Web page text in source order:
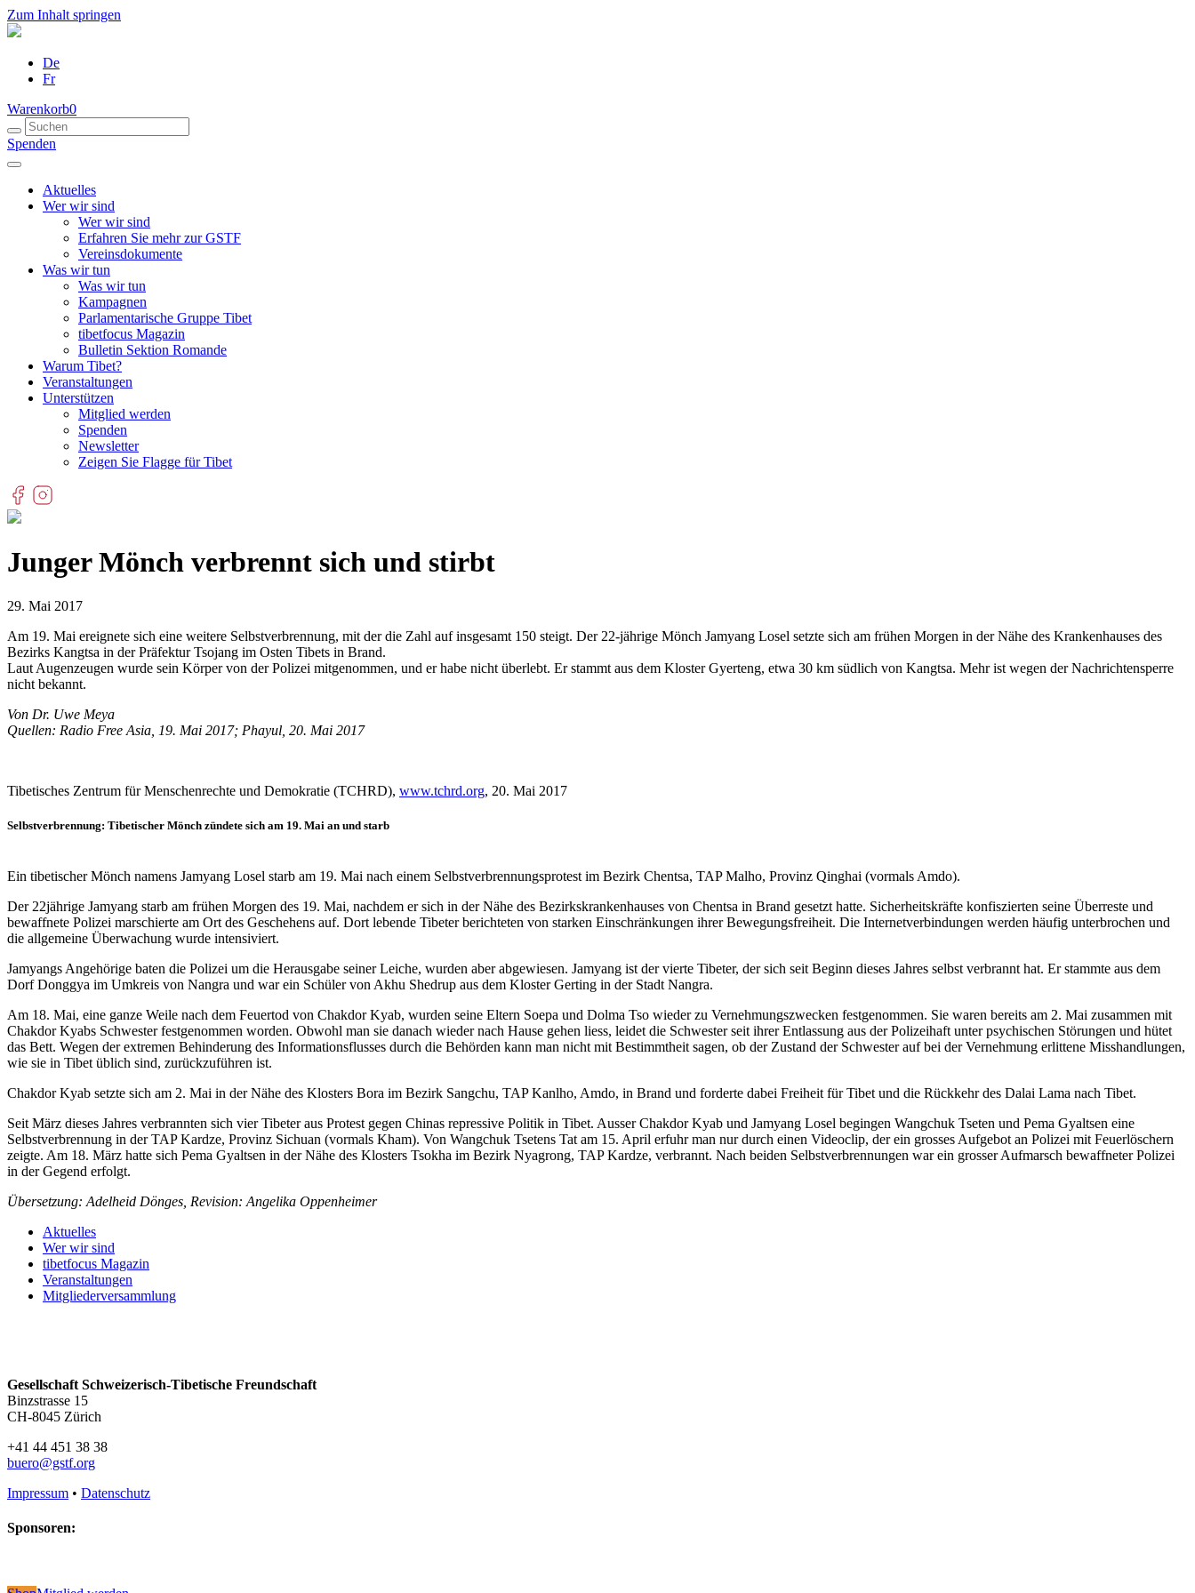
Zum Inhalt springen
De
Fr
Warenkorb0
Spenden
Aktuelles
Wer wir sind
Wer wir sind
Erfahren Sie mehr zur GSTF
Vereinsdokumente
Was wir tun
Was wir tun
Kampagnen
Parlamentarische Gruppe Tibet
tibetfocus Magazin
Bulletin Sektion Romande
Warum Tibet?
Veranstaltungen
Unterstützen
Mitglied werden
Spenden
Newsletter
Zeigen Sie Flagge für Tibet
Junger Mönch verbrennt sich und stirbt
29. Mai 2017
Am 19. Mai ereignete sich eine weitere Selbstverbrennung, mit der die Zahl auf insgesamt 150 steigt. Der 22-jährige Mönch Jamyang Losel setzte sich am frühen Morgen in der Nähe des Krankenhauses des
Bezirks Kangtsa in der Präfektur Tsojang im Osten Tibets in Brand.
Laut Augenzeugen wurde sein Körper von der Polizei mitgenommen, und er habe nicht überlebt. Er stammt aus dem Kloster Gyerteng, etwa 30 km südlich von Kangtsa. Mehr ist wegen der Nachrichtensperre
nicht bekannt.
Von Dr. Uwe Meya
Quellen: Radio Free Asia, 19. Mai 2017; Phayul, 20. Mai 2017
Tibetisches Zentrum für Menschenrechte und Demokratie (TCHRD), www.tchrd.org, 20. Mai 2017
Selbstverbrennung: Tibetischer Mönch zündete sich am 19. Mai an und starb
Ein tibetischer Mönch namens Jamyang Losel starb am 19. Mai nach einem Selbstverbrennungsprotest im Bezirk Chentsa, TAP Malho, Provinz Qinghai (vormals Amdo).
Der 22jährige Jamyang starb am frühen Morgen des 19. Mai, nachdem er sich in der Nähe des Bezirkskrankenhauses von Chentsa in Brand gesetzt hatte. Sicherheitskräfte konfiszierten seine Überreste und
bewaffnete Polizei marschierte am Ort des Geschehens auf. Dort lebende Tibeter berichteten von starken Einschränkungen ihrer Bewegungsfreiheit. Die Internetverbindungen werden häufig unterbrochen und
die allgemeine Überwachung wurde intensiviert.
Jamyangs Angehörige baten die Polizei um die Herausgabe seiner Leiche, wurden aber abgewiesen. Jamyang ist der vierte Tibeter, der sich seit Beginn dieses Jahres selbst verbrannt hat. Er stammte aus dem
Dorf Donggya im Umkreis von Nangra und war ein Schüler von Akhu Shedrup aus dem Kloster Gerting in der Stadt Nangra.
Am 18. Mai, eine ganze Weile nach dem Feuertod von Chakdor Kyab, wurden seine Eltern Soepa und Dolma Tso wieder zu Vernehmungszwecken festgenommen. Sie waren bereits am 2. Mai zusammen mit
Chakdor Kyabs Schwester festgenommen worden. Obwohl man sie danach wieder nach Hause gehen liess, leidet die Schwester seit ihrer Entlassung aus der Polizeihaft unter psychischen Störungen und hütet
das Bett. Wegen der extremen Behinderung des Informationsflusses durch die Behörden kann man nicht mit Bestimmtheit sagen, ob der Zustand der Schwester auf bei der Vernehmung erlittene Misshandlungen,
wie sie in Tibet üblich sind, zurückzuführen ist.
Chakdor Kyab setzte sich am 2. Mai in der Nähe des Klosters Bora im Bezirk Sangchu, TAP Kanlho, Amdo, in Brand und forderte dabei Freiheit für Tibet und die Rückkehr des Dalai Lama nach Tibet.
Seit März dieses Jahres verbrannten sich vier Tibeter aus Protest gegen Chinas repressive Politik in Tibet. Ausser Chakdor Kyab und Jamyang Losel begingen Wangchuk Tseten und Pema Gyaltsen eine
Selbstverbrennung in der TAP Kardze, Provinz Sichuan (vormals Kham). Von Wangchuk Tsetens Tat am 15. April erfuhr man nur durch einen Videoclip, der ein grosses Aufgebot an Polizei mit Feuerlöschern
zeigte. Am 18. März hatte sich Pema Gyaltsen in der Nähe des Klosters Tsokha im Bezirk Nyagrong, TAP Kardze, verbrannt. Nach beiden Selbstverbrennungen war ein grosser Aufmarsch bewaffneter Polizei
in der Gegend erfolgt.
Übersetzung: Adelheid Dönges, Revision: Angelika Oppenheimer
Aktuelles
Wer wir sind
tibetfocus Magazin
Veranstaltungen
Mitgliederversammlung
Gesellschaft Schweizerisch-Tibetische Freundschaft
Binzstrasse 15
CH-8045 Zürich
+41 44 451 38 38
buero@gstf.org
Impressum • Datenschutz
Sponsoren: